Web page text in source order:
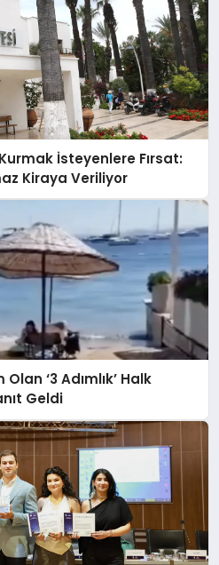
İsteyenlere Fırsat:
Kiraya Veriliyor
‘3 Adımlık’ Halk
Geldi